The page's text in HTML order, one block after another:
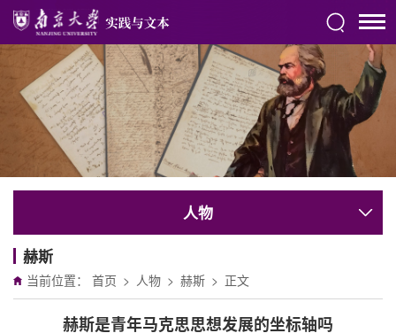
人物
赫斯
当前位置： 首页 > 人物 > 赫斯 > 正文
赫斯是青年马克思思想发展的坐标轴吗